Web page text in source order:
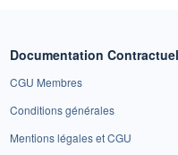
Documentation
CGU Membres
Conditions générales
Mentions légales et CGU